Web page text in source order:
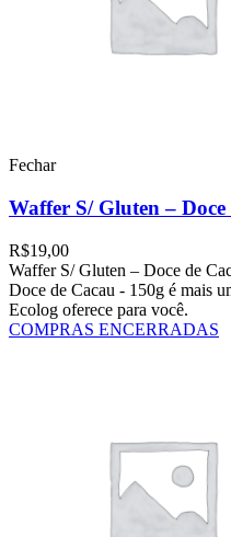
Fechar
Waffer S/ Gluten – Doce
R$19,00
Waffer S/ Gluten – Doce de
Doce de Cacau - 150g é mais
Ecolog oferece para você.
COMPRAS ENCERRADAS